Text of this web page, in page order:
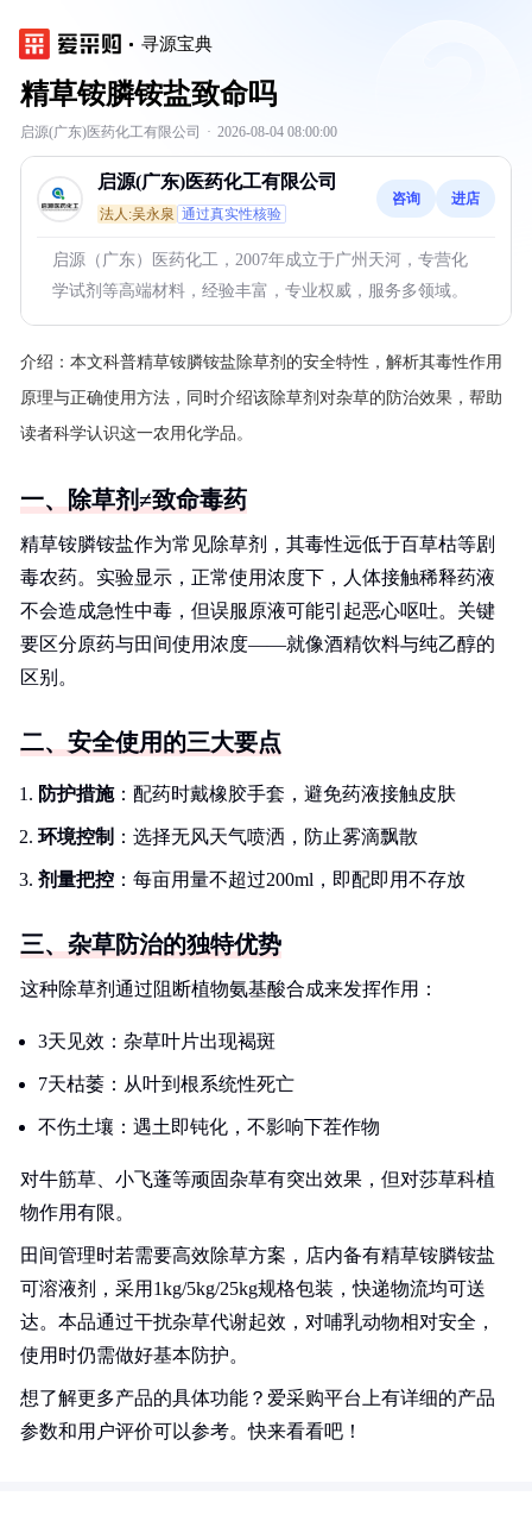
寻源宝典
精草铵膦铵盐致命吗
启源(广东)医药化工有限公司 · 2026-08-04 08:00:00
启源(广东)医药化工有限公司
法人:吴永泉 通过真实性核验
咨询 进店
启源（广东）医药化工，2007年成立于广州天河，专营化
学试剂等高端材料，经验丰富，专业权威，服务多领域。
介绍： 本文科普精草铵膦铵盐除草剂的安全特性，解析其毒性作用
原理与正确使用方法，同时介绍该除草剂对杂草的防治效果，帮助
读者科学认识这一农用化学品。
一、除草剂≠致命毒药
精草铵膦铵盐作为常见除草剂，其毒性远低于百草枯等剧
毒农药。实验显示，正常使用浓度下，人体接触稀释药液
不会造成急性中毒，但误服原液可能引起恶心呕吐。关键
要区分原药与田间使用浓度——就像酒精饮料与纯乙醇的
区别。
二、安全使用的三大要点
防护措施：配药时戴橡胶手套，避免药液接触皮肤
环境控制 ：选择无风天气喷洒，防止雾滴飘散
剂量把控 ：每亩用量不超过200ml，即配即用不存放
三、杂草防治的独特优势
这种除草剂通过阻断植物氨基酸合成来发挥作用：
3天见效：杂草叶片出现褐斑
7天枯萎：从叶到根系统性死亡
不伤土壤：遇土即钝化，不影响下茬作物
对牛筋草、小飞蓬等顽固杂草有突出效果，但对莎草科植
物作用有限。
田间管理时若需要高效除草方案，店内备有精草铵膦铵盐
可溶液剂，采用1kg/5kg/25kg规格包装，快递物流均可送
达。本品通过干扰杂草代谢起效，对哺乳动物相对安全，
使用时仍需做好基本防护。
想了解更多产品的具体功能？爱采购平台上有详细的产品
参数和用户评价可以参考。快来看看吧！